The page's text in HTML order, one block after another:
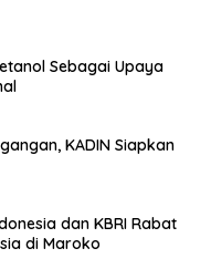
Sebagai Upaya
KADIN Siapkan
dan KBRI Rabat
di Maroko